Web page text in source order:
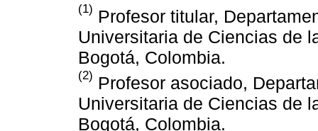
(1) Profesor titular,
Universitaria de Ciencias de
Bogotá, Colombia.
(2) Profesor asociado,
Universitaria de Ciencias de
Bogotá, Colombia.